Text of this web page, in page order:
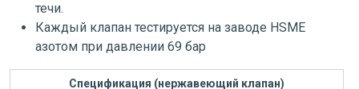
течи.
Каждый клапан тестируется на заводе HSME
азотом при давлении 69 бар
Спецификация (нержавеющий клапан)